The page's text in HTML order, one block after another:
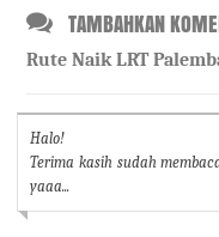
TAMBAHKAN
Rute Naik LRT
Halo!
Terima kasih sudah
yaaa...